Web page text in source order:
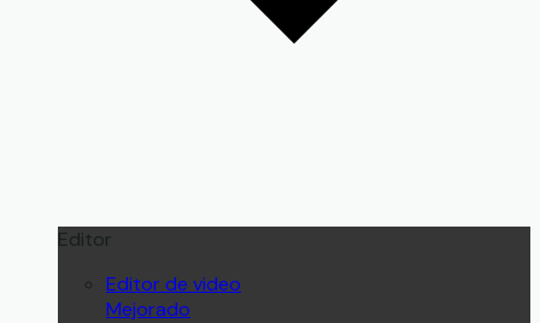
Editor
Editor de video
Mejorado